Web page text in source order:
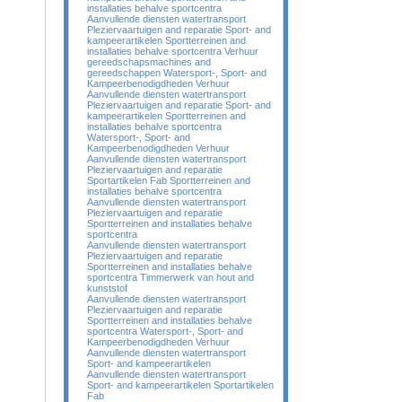
installaties behalve sportcentra
Aanvullende diensten watertransport
Pleziervaartuigen and reparatie Sport- and
kampeerartikelen Sportterreinen and
installaties behalve sportcentra Verhuur
gereedschapsmachines and
gereedschappen Watersport-, Sport- and
Kampeerbenodigdheden Verhuur
Aanvullende diensten watertransport
Pleziervaartuigen and reparatie Sport- and
kampeerartikelen Sportterreinen and
installaties behalve sportcentra
Watersport-, Sport- and
Kampeerbenodigdheden Verhuur
Aanvullende diensten watertransport
Pleziervaartuigen and reparatie
Sportartikelen Fab Sportterreinen and
installaties behalve sportcentra
Aanvullende diensten watertransport
Pleziervaartuigen and reparatie
Sportterreinen and installaties behalve
sportcentra
Aanvullende diensten watertransport
Pleziervaartuigen and reparatie
Sportterreinen and installaties behalve
sportcentra Timmerwerk van hout and
kunststof
Aanvullende diensten watertransport
Pleziervaartuigen and reparatie
Sportterreinen and installaties behalve
sportcentra Watersport-, Sport- and
Kampeerbenodigdheden Verhuur
Aanvullende diensten watertransport
Sport- and kampeerartikelen
Aanvullende diensten watertransport
Sport- and kampeerartikelen Sportartikelen
Fab